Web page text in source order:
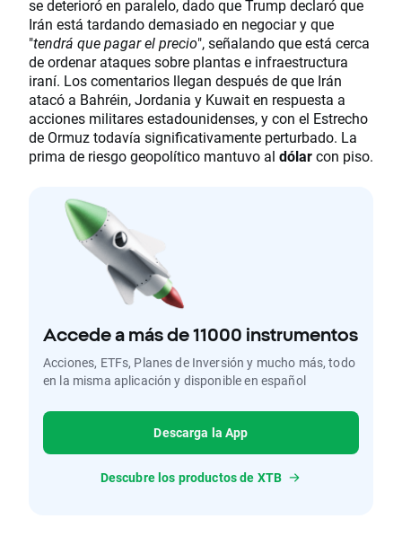
se deterioró en paralelo, dado que Trump declaró que
Irán está tardando demasiado en negociar y que
"tendrá que pagar el precio", señalando que está cerca
de ordenar ataques sobre plantas e infraestructura
iraní. Los comentarios llegan después de que Irán
atacó a Bahréin, Jordania y Kuwait en respuesta a
acciones militares estadounidenses, y con el Estrecho
de Ormuz todavía significativamente perturbado. La
prima de riesgo geopolítico mantuvo al dólarcon piso.
Accede a más de 11000 instrumentos
Acciones, ETFs, Planes de Inversión y mucho más, todo
en la misma aplicación y disponible en español
Descarga la App
Descubre los productos de XTB